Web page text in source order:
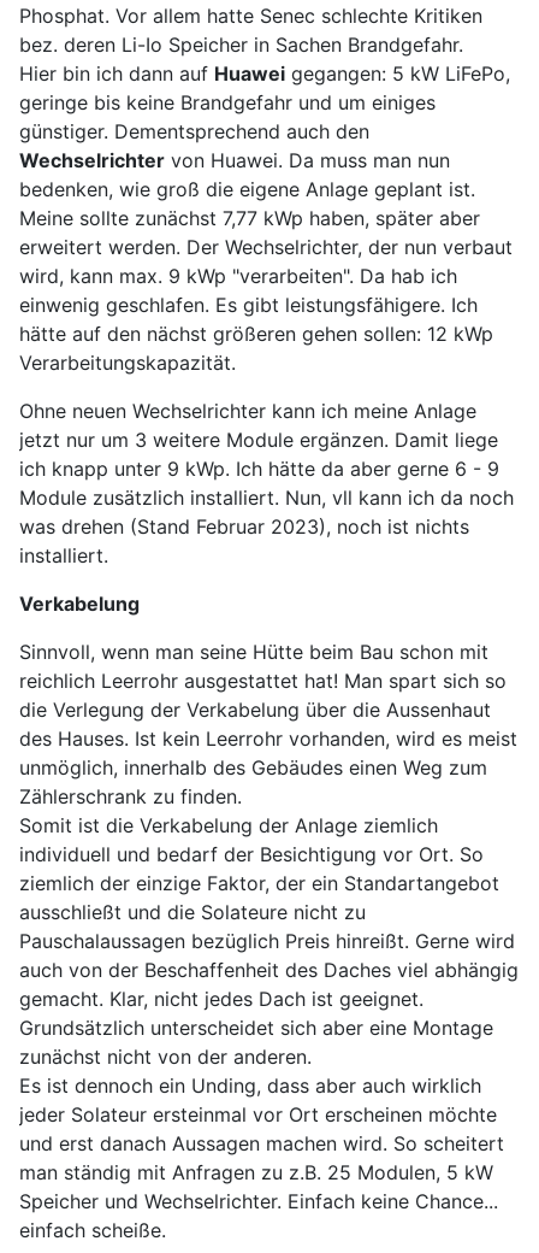
Phosphat. Vor allem hatte Senec schlechte Kritiken
bez. deren Li-Io Speicher in Sachen Brandgefahr.
Hier bin ich dann auf Huawei gegangen: 5 kW LiFePo,
geringe bis keine Brandgefahr und um einiges
günstiger. Dementsprechend auch den
Wechselrichter von Huawei. Da muss man nun
bedenken, wie groß die eigene Anlage geplant ist.
Meine sollte zunächst 7,77 kWp haben, später aber
erweitert werden. Der Wechselrichter, der nun verbaut
wird, kann max. 9 kWp "verarbeiten". Da hab ich
einwenig geschlafen. Es gibt leistungsfähigere. Ich
hätte auf den nächst größeren gehen sollen: 12 kWp
Verarbeitungskapazität.
Ohne neuen Wechselrichter kann ich meine Anlage
jetzt nur um 3 weitere Module ergänzen. Damit liege
ich knapp unter 9 kWp. Ich hätte da aber gerne 6 - 9
Module zusätzlich installiert. Nun, vll kann ich da noch
was drehen (Stand Februar 2023), noch ist nichts
installiert.
Verkabelung
Sinnvoll, wenn man seine Hütte beim Bau schon mit
reichlich Leerrohr ausgestattet hat! Man spart sich so
die Verlegung der Verkabelung über die Aussenhaut
des Hauses. Ist kein Leerrohr vorhanden, wird es meist
unmöglich, innerhalb des Gebäudes einen Weg zum
Zählerschrank zu finden.
Somit ist die Verkabelung der Anlage ziemlich
individuell und bedarf der Besichtigung vor Ort. So
ziemlich der einzige Faktor, der ein Standartangebot
ausschließt und die Solateure nicht zu
Pauschalaussagen bezüglich Preis hinreißt. Gerne wird
auch von der Beschaffenheit des Daches viel abhängig
gemacht. Klar, nicht jedes Dach ist geeignet.
Grundsätzlich unterscheidet sich aber eine Montage
zunächst nicht von der anderen.
Es ist dennoch ein Unding, dass aber auch wirklich
jeder Solateur ersteinmal vor Ort erscheinen möchte
und erst danach Aussagen machen wird. So scheitert
man ständig mit Anfragen zu z.B. 25 Modulen, 5 kW
Speicher und Wechselrichter. Einfach keine Chance...
einfach scheiße.